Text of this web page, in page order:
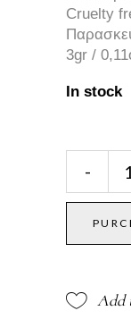
Cruelty
3gr /
In stock
Cover
Corrector
Extra
Light
-
Add